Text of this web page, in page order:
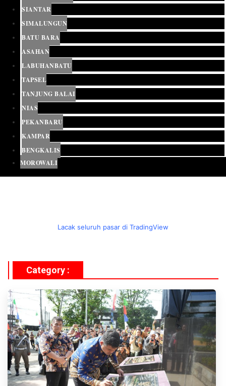
SIANTAR
SIMALUNGUN
BATU BARA
ASAHAN
LABUHANBATU
TAPSEL
TANJUNG BALAI
NIAS
PEKANBARU
KAMPAR
BENGKALIS
MOROWALI
Lacak seluruh pasar di TradingView
Category :